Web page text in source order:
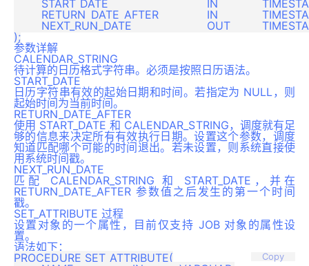
参数详解
CALENDAR_STRING
待计算的日历格式字符串。必须是按照日历语法。
START_DATE
日历字符串有效的起始日期和时间。若指定为 NULL，则
起始时间为当前时间。
RETURN_DATE_AFTER
使用 START_DATE 和 CALENDAR_STRING，调度就有足
够的信息来决定所有有效执行日期。设置这个参数，调度
知道匹配哪个可能的时间退出。若未设置，则系统直接使
用系统时间戳。
NEXT_RUN_DATE
匹配 CALENDAR_STRING 和 START_DATE，并在
RETURN_DATE_AFTER 参数值之后发生的第一个时间
戳。
SET_ATTRIBUTE 过程
设置对象的一个属性，目前仅支持 JOB 对象的属性设
置。
语法如下：
Copy
PROCEDURE SET_ATTRIBUTE(